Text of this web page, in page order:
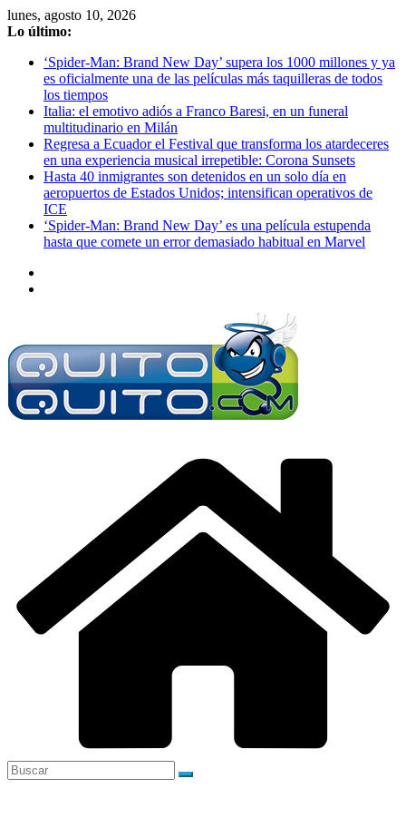
Saltar
al
lunes, agosto 10, 2026
Lo último:
‘Spider-Man: Brand New Day’ supera los 1000 millones y ya
es oficialmente una de las películas más taquilleras de todos
los tiempos
Italia: el emotivo adiós a Franco Baresi, en un funeral
multitudinario en Milán
Regresa a Ecuador el Festival que transforma los atardeceres
en una experiencia musical irrepetible: Corona Sunsets
Hasta 40 inmigrantes son detenidos en un solo día en
aeropuertos de Estados Unidos; intensifican operativos de
ICE
‘Spider-Man: Brand New Day’ es una película estupenda
hasta que comete un error demasiado habitual en Marvel